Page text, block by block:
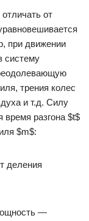
от
при движении
систему
трения колес
и т.д. Силу
время разгона $t$
$m$:
деления
—